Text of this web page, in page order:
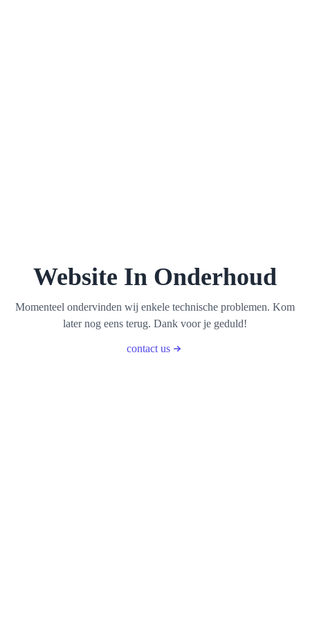
Website In Onderhoud
Momenteel ondervinden wij enkele technische problemen. Kom
later nog eens terug. Dank voor je geduld!
contact us